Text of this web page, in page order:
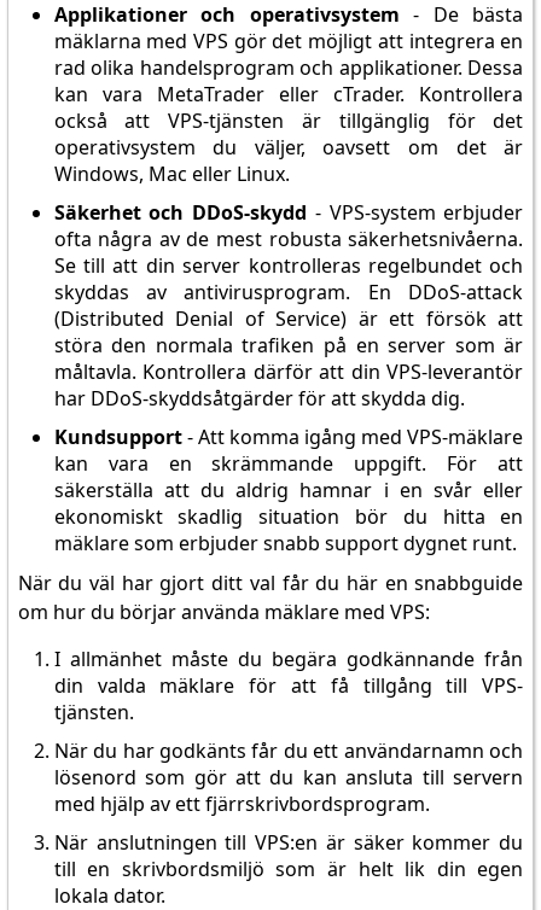
Applikationer och operativsystem - De bästa
mäklarna med VPS gör det möjligt att integrera en
rad olika handelsprogram och applikationer. Dessa
kan vara MetaTrader eller cTrader. Kontrollera
också att VPS-tjänsten är tillgänglig för det
operativsystem du väljer, oavsett om det är
Windows, Mac eller Linux.
Säkerhet och DDoS-skydd - VPS-system erbjuder
ofta några av de mest robusta säkerhetsnivåerna.
Se till att din server kontrolleras regelbundet och
skyddas av antivirusprogram. En DDoS-attack
(Distributed Denial of Service) är ett försök att
störa den normala trafiken på en server som är
måltavla. Kontrollera därför att din VPS-leverantör
har DDoS-skyddsåtgärder för att skydda dig.
Kundsupport- Att komma igång med VPS-mäklare
kan vara en skrämmande uppgift. För att
säkerställa att du aldrig hamnar i en svår eller
ekonomiskt skadlig situation bör du hitta en
mäklare som erbjuder snabb support dygnet runt.
När du väl har gjort ditt val får du här en snabbguide
om hur du börjar använda mäklare med VPS:
I allmänhet måste du begära godkännande från
din valda mäklare för att få tillgång till VPS-
tjänsten.
När du har godkänts får du ett användarnamn och
lösenord som gör att du kan ansluta till servern
med hjälp av ett fjärrskrivbordsprogram.
När anslutningen till VPS:en är säker kommer du
till en skrivbordsmiljö som är helt lik din egen
lokala dator.